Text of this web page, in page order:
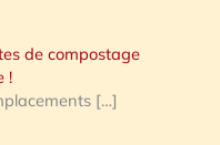
de compostage
!
[…]